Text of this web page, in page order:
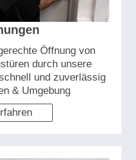
Öffnung von
durch unsere
und zuverlässig
& Umgebung